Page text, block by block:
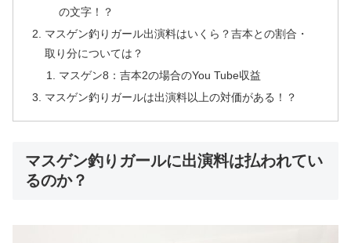
の文字！？
マスゲン釣りガール出演料はいくら？吉本との割合・
取り分については？
マスゲン8：吉本2の場合のYou Tube収益
マスゲン釣りガールは出演料以上の対価がある！？
マスゲン釣りガールに出演料は払われてい
るのか？